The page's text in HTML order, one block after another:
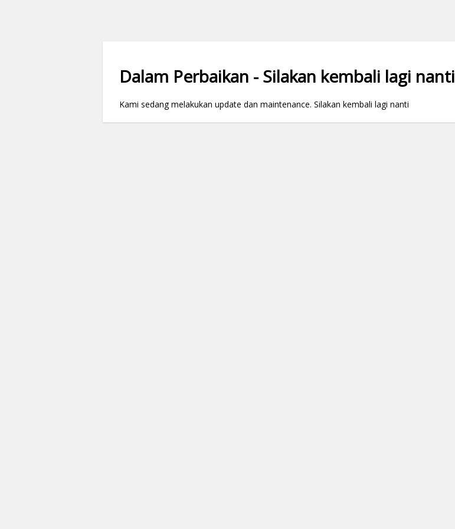
Dalam Perbaikan - Silakan kembali lagi nanti
Kami sedang melakukan update dan maintenance. Silakan kembali lagi nanti